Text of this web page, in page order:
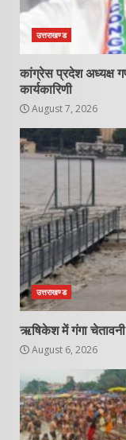
उत्तराखण्ड
कांग्रेस प्रदेश अध्यक्ष
कार्यकारिणी
August 7, 2026
उत्तराखण्ड
ऋषिकेश में गंगा
August 6, 2026